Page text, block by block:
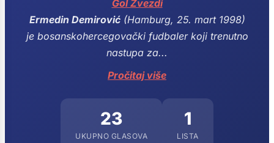
Gol Zvezdi
Ermedin Demirović(Hamburg, 25. mart 1998)
je bosanskohercegovački fudbaler koji trenutno
nastupa za...
Pročitaj više
23
UKUPNO GLASOVA
1
LISTA